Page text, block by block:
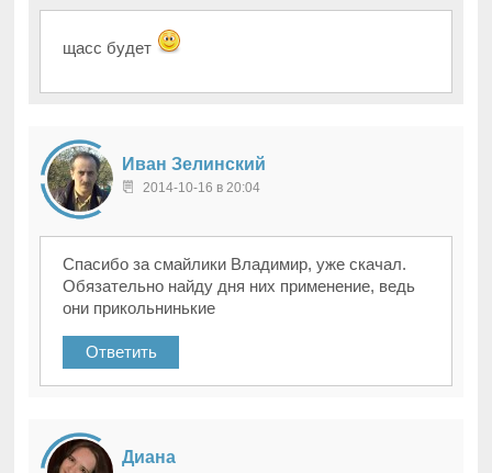
щасс будет
Иван Зелинский
2014-10-16 в 20:04
Спасибо за смайлики Владимир, уже скачал.
Обязательно найду дня них применение, ведь
они прикольнинькие
Ответить
Диана